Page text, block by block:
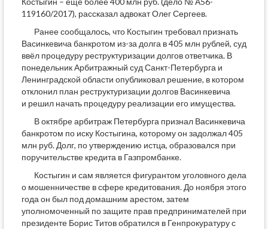
119160/2017), рассказал адвокат Олег Сергеев.
Ранее сообщалось, что Костыгин требовал признать
Васинкевича банкротом из-за долга в 405 млн рублей, суд
ввёл процедуру реструктуризации долгов ответчика. В
понедельник Арбитражный суд Санкт-Петербурга и
Ленинградской области опубликовал решение, в котором
отклонил план реструктуризации долгов Васинкевича
и решил начать процедуру реализации его имущества.
В октябре арбитраж Петербурга признал Васинкевича
банкротом по иску Костыгина, которому он задолжал 405
млн руб. Долг, по утверждению истца, образовался при
поручительстве кредита в Газпромбанке.
Костыгин и сам является фигурантом уголовного дела
о мошенничестве в сфере кредитования. До ноября этого
года он был под домашним арестом, затем
уполномоченный по защите прав предпринимателей при
президенте Борис Титов обратился в Генпрокуратуру с